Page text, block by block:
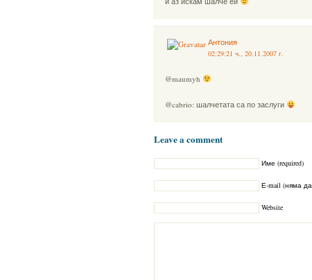
Антония
02:29:21 ч., 20.11.2007 г.
@maumyh
@cabrio: шалчетата са по заслуги
Leave a comment
Име (required)
Е-mail (няма да
Website